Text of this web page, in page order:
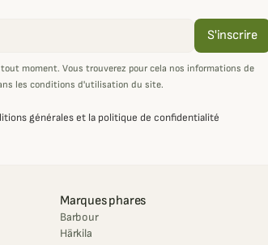
S'inscrire
moment. Vous trouverez pour cela nos informations de
les conditions d'utilisation du site.
générales et la politique de confidentialité
Marques phares
Barbour
Härkila